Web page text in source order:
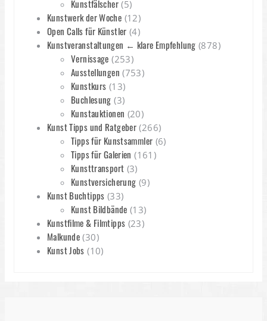
Kunstfälscher(5)
Kunstwerk der Woche (12)
Open Calls für Künstler (4)
Kunstveranstaltungen ← klare Empfehlung (878)
Vernissage (253)
Ausstellungen (753)
Kunstkurs (13)
Buchlesung (3)
Kunstauktionen (20)
Kunst Tipps und Ratgeber (266)
Tipps für Kunstsammler (6)
Tipps für Galerien (161)
Kunsttransport (3)
Kunstversicherung (9)
Kunst Buchtipps (33)
Kunst Bildbände (13)
Kunstfilme & Filmtipps (23)
Malkunde (30)
Kunst Jobs (10)